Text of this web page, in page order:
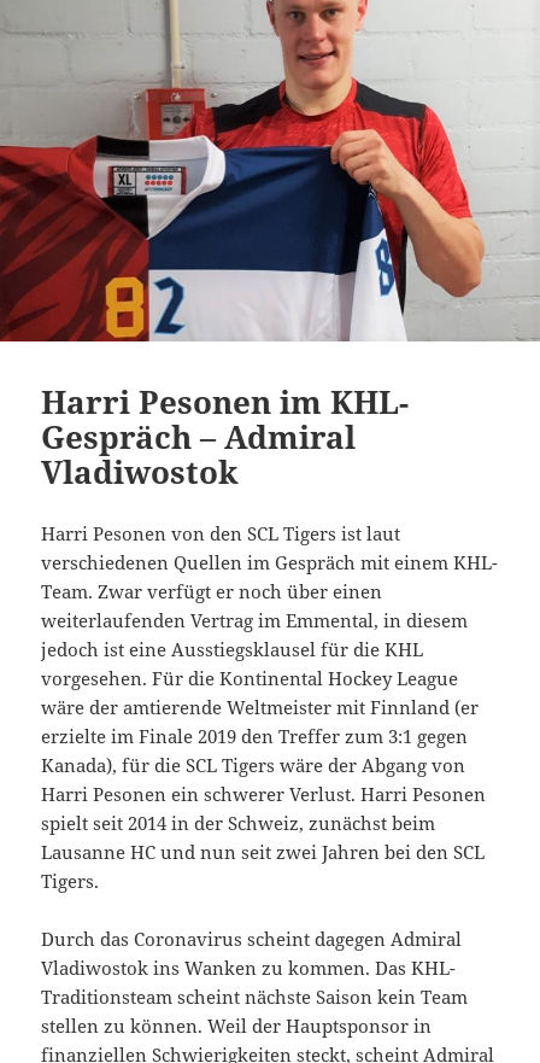
Harri Pesonen im KHL-
Gespräch – Admiral
Vladiwostok
Harri Pesonen von den SCL Tigers ist laut
verschiedenen Quellen im Gespräch mit einem KHL-
Team. Zwar verfügt er noch über einen
weiterlaufenden Vertrag im Emmental, in diesem
jedoch ist eine Ausstiegsklausel für die KHL
vorgesehen. Für die Kontinental Hockey League
wäre der amtierende Weltmeister mit Finnland (er
erzielte im Finale 2019 den Treffer zum 3:1 gegen
Kanada), für die SCL Tigers wäre der Abgang von
Harri Pesonen ein schwerer Verlust. Harri Pesonen
spielt seit 2014 in der Schweiz, zunächst beim
Lausanne HC und nun seit zwei Jahren bei den SCL
Tigers.
Durch das Coronavirus scheint dagegen Admiral
Vladiwostok ins Wanken zu kommen. Das KHL-
Traditionsteam scheint nächste Saison kein Team
stellen zu können. Weil der Hauptsponsor in
finanziellen Schwierigkeiten steckt, scheint Admiral